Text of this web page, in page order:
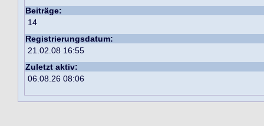
Beiträge:
14
Registrierungsdatum:
21.02.08 16:55
Zuletzt aktiv:
06.08.26 08:06